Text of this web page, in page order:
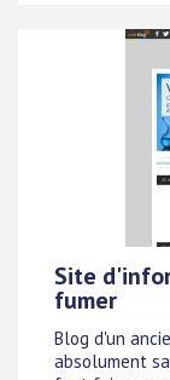
Site
fumer
Blog d'un
absolument